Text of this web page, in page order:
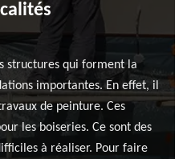
structures qui forment la
importantes. En effet, il
de peinture. Ces
les boiseries. Ce sont des
à réaliser. Pour faire